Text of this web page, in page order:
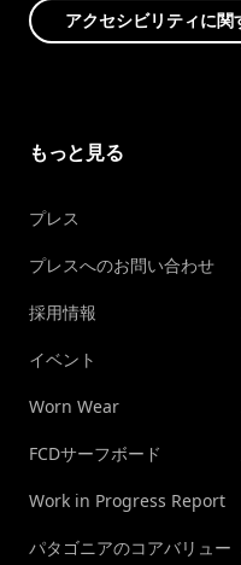
アクセシビリティに関
もっと見る
プレス
プレスへのお問い合わせ
採用情報
イベント
Worn Wear
FCDサーフボード
Work in Progress Report
パタゴニアのコアバリュー